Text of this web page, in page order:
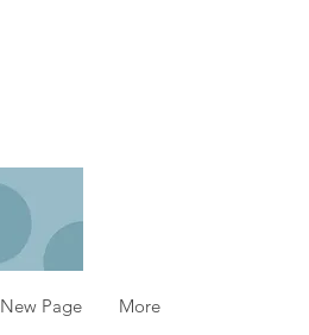
New Page More